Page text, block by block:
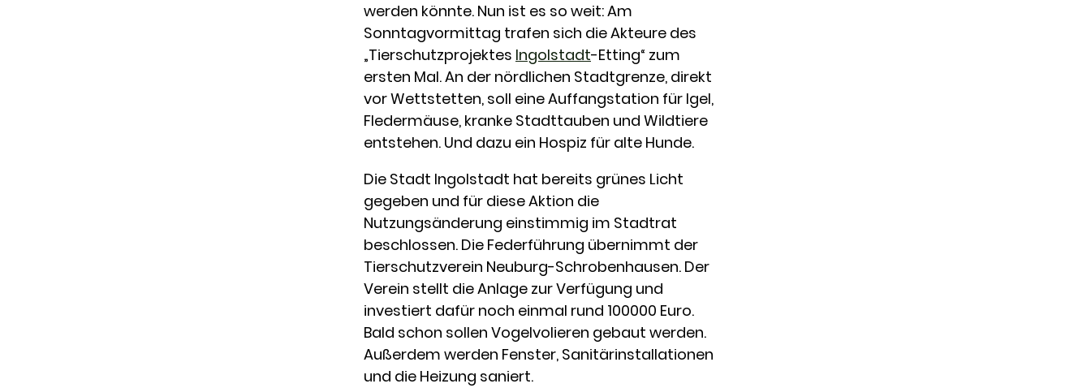
werden könnte. Nun ist es so weit: Am
Sonntagvormittag trafen sich die Akteure des
„Tierschutzprojektes Ingolstadt-Etting“ zum
ersten Mal. An der nördlichen Stadtgrenze, direkt
vor Wettstetten, soll eine Auffangstation für Igel,
Fledermäuse, kranke Stadttauben und Wildtiere
entstehen. Und dazu ein Hospiz für alte Hunde.
Die Stadt Ingolstadt hat bereits grünes Licht
gegeben und für diese Aktion die
Nutzungsänderung einstimmig im Stadtrat
beschlossen. Die Federführung übernimmt der
Tierschutzverein Neuburg-Schrobenhausen. Der
Verein stellt die Anlage zur Verfügung und
investiert dafür noch einmal rund 100000 Euro.
Bald schon sollen Vogelvolieren gebaut werden.
Außerdem werden Fenster, Sanitärinstallationen
und die Heizung saniert.